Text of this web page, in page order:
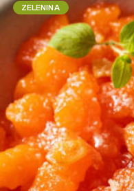
ZELENINA